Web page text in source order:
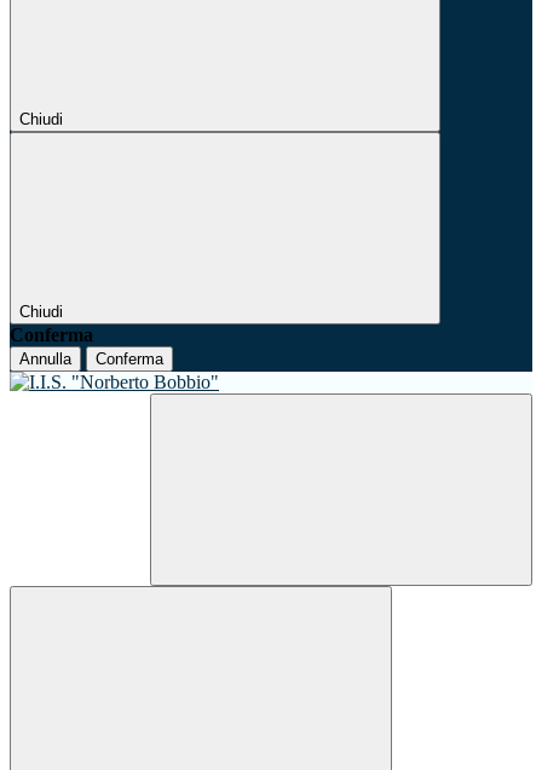
Chiudi
Chiudi
Conferma
Annulla Conferma